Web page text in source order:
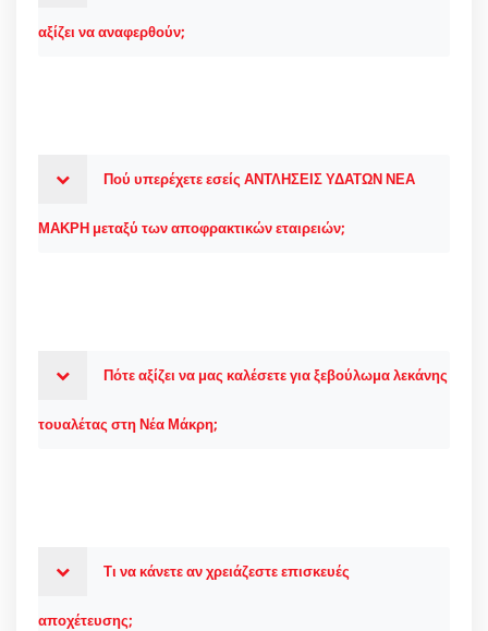
αξίζει να αναφερθούν;
Πού υπερέχετε εσείς ΑΝΤΛΗΣΕΙΣ ΥΔΑΤΩΝ ΝΕΑ
ΜΑΚΡΗ μεταξύ των αποφρακτικών εταιρειών;
Πότε αξίζει να μας καλέσετε για ξεβούλωμα λεκάνης
τουαλέτας στη Νέα Μάκρη;
Τι να κάνετε αν χρειάζεστε επισκευές
αποχέτευσης;